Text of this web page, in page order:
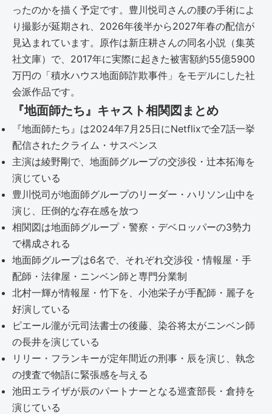
ったのかを描く予定です。豊川悦司さんの腰の手術によ
り撮影が延期され、2026年後半から2027年春の配信が
見込まれています。原作は新庄耕さんの同名小説（集英
社文庫）で、2017年に実際に起きた被害額約55億5900
万円の「積水ハウス地面師詐欺事件」をモデルにした社
会派作品です。
『地面師たち』キャスト相関図まとめ
『地面師たち』は2024年7月25日にNetflixで全7話一挙
配信されたクライム・サスペンス
主演は綾野剛で、地面師グループの交渉役・辻本拓海を
演じている
豊川悦司が地面師グループのリーダー・ハリソン山中を
演じ、圧倒的な存在感を放つ
相関図は地面師グループ・警察・デベロッパーの3勢力
で構成される
地面師グループは6名で、それぞれ交渉役・情報屋・手
配師・法律屋・ニンベン師と専門分業制
北村一輝が情報屋・竹下を、小池栄子が手配師・麗子を
好演している
ピエール瀧が元司法書士の後藤、染谷将太がニンベン師
の長井を演じている
リリー・フランキーが定年間近の刑事・辰を演じ、執念
の捜査で物語に緊張感を与える
池田エライザが辰のパートナーとなる巡査部長・倉持を
演じている